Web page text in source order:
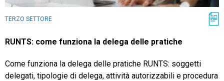
TERZO SETTORE
RUNTS: come funziona la delega delle pratiche
Come funziona la delega delle pratiche RUNTS: soggetti
delegati, tipologie di delega, attività autorizzabili e procedura